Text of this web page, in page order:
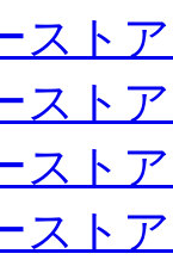
スト
スト
スト
スト